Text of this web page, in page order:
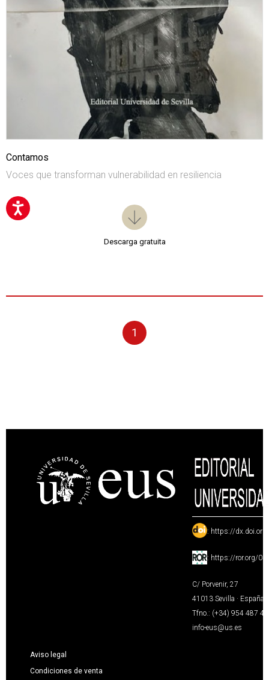
Contamos
Voces que transforman vulnerabilidad en resiliencia
Descarga gratuita
1
: https://
: https://ror.org/
C/ Porvenir, 27
41013 Sevilla · España
Tfno.: (+34) 954 487
info-eus@us.es
Aviso legal
Condiciones de venta